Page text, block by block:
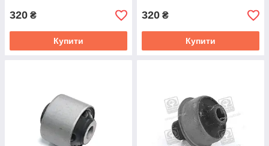
320 ₴
Купити
320 ₴
Купити